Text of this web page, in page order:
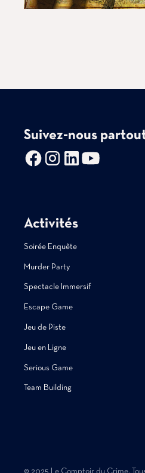
Suivez-nous
Activités
Soirée Enquête
Murder Party
Spectacle Immersif
Escape Game
Jeu de Piste
Jeu en Ligne
Serious Game
Team Building
© 2025 Le Comptoir du Crime.